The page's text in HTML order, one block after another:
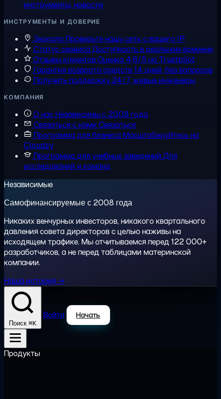
инструменты, новости
ИНСТРУМЕНТЫ И ДОВЕРИЕ
Зеркало Проверьте нашу сеть с вашего IP
Статус сервисаДоступность в реальном времени
Отзывы клиентовОценка 4,6/5 на Trustpilot
Гарантия возврата средств14 дней, без вопросов
Получить поддержку 24/7, живые инженеры
КОМПАНИЯ
О насНезависимы с 2008 года
Связаться с нами Связаться
Программа для бизнесаМасштабируйтесь на
Cloudzy
Программа для учебных заведений Для
исследований и команд
Независимые
Самофинансируемые с 2008 года
Никаких венчурных инвесторов, никакого квартального
давления совета директоров с целью наживы на
исходящем трафике. Мы отчитываемся перед 122 000+
разработчиков, а не перед таблицами материнской
компании.
Наша история →
Поиск ⌘K
Войти Начать
Продукты